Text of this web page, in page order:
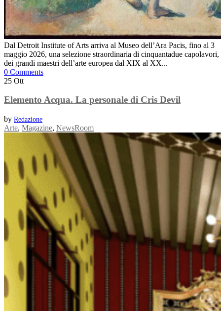
Dal Detroit Institute of Arts arriva al Museo dell’Ara Pacis, fino al 3
maggio 2026, una selezione straordinaria di cinquantadue capolavori,
dei grandi maestri dell’arte europea dal XIX al XX...
0 Comments
25 Ott
Elemento Acqua. La personale di Cris Devil
by Redazione
Arte, Magazine, NewsRoom